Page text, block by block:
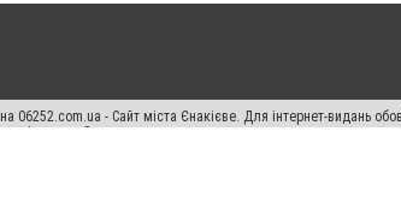
- Сайт міста Єнакієве. Для інтернет-видань
Законом.